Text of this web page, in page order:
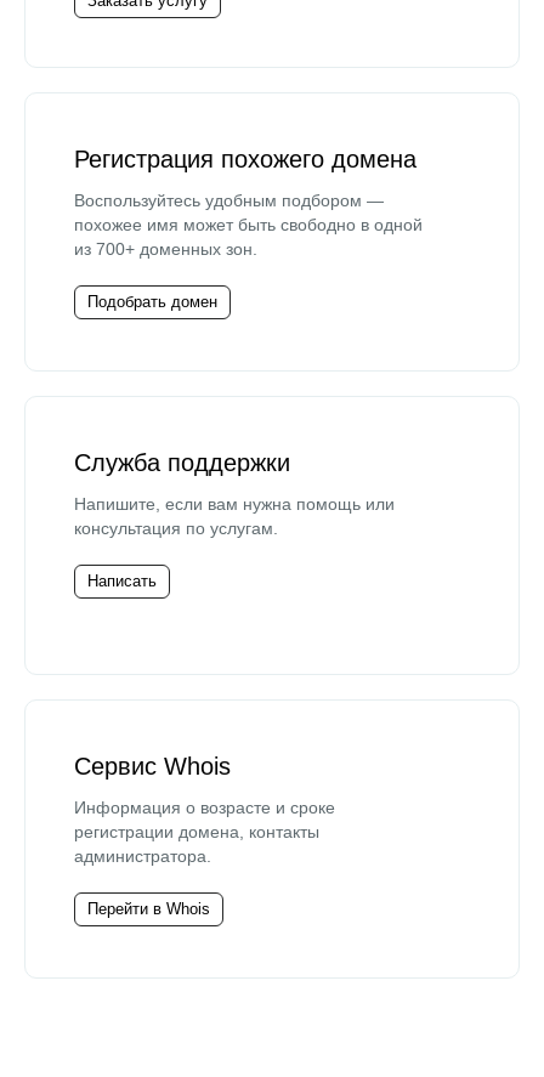
Регистрация похожего домена
Воспользуйтесь удобным подбором —
похожее имя может быть свободно в одной
из 700+ доменных зон.
Подобрать домен
Служба поддержки
Напишите, если вам нужна помощь или
консультация по услугам.
Написать
Сервис Whois
Информация о возрасте и сроке
регистрации домена, контакты
администратора.
Перейти в Whois